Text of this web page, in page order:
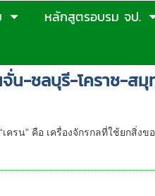
หลักสูตรอบรม จป.
-ชลบุรี-โคราช-ส
ครน” คือ เครื่องจักรกลที่ใช้ยกสิ่